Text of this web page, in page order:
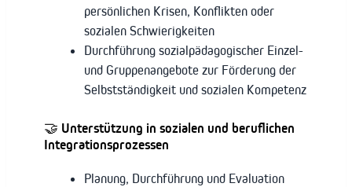
persönlichen Krisen, Konflikten oder
sozialen Schwierigkeiten
Durchführung sozialpädagogischer Einzel-
und Gruppenangebote zur Förderung der
Selbstständigkeit und sozialen Kompetenz
🤝 Unterstützung in sozialen und beruflichen
Integrationsprozessen
Planung, Durchführung und Evaluation